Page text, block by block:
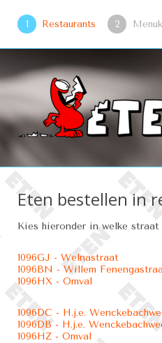
1 Restaurants 2
Eten bestellen in
Kies hieronder in welke
1096GJ - Welnastraat
1096BN - Willem
1096HX - Omval
1096DC - H.j.e.
1096DB - H.j.e.
1096HZ - Omval